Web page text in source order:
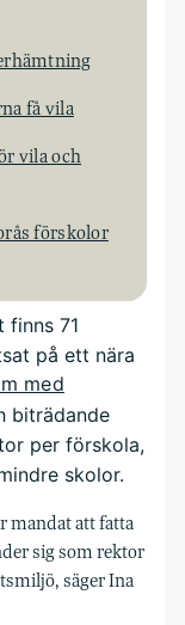
få vila
vila och
förskolor
finns 71
på ett nära
med
biträdande
per förskola,
skolor.
mandat att fatta
sig som rektor
säger Ina